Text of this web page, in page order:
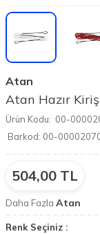
Atan
Atan Hazır
Ürün Kodu: 00-
Barkod: 00-
504,00 TL
Daha Fazla Atan
Renk Seçiniz :